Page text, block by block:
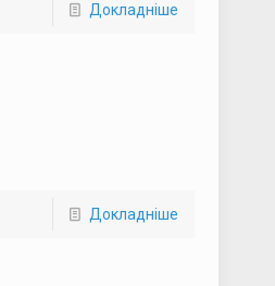
Докладніше
Докладніше